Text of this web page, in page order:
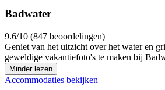
Badwater
9.6/10 (847 beoordelingen)
Geniet van het uitzicht over het water en
geweldige vakantiefoto's te maken bij
Minder lezen
Accommodaties bekijken